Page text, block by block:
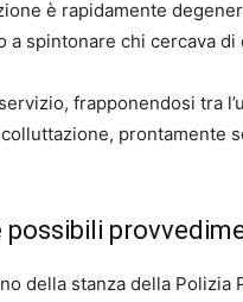
è rapidamente
spintonare chi cercava di
frapponendosi tra
prontamente
della stanza della